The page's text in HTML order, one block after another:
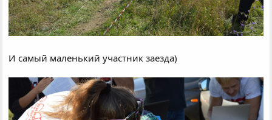
И самый маленький участник заезда)